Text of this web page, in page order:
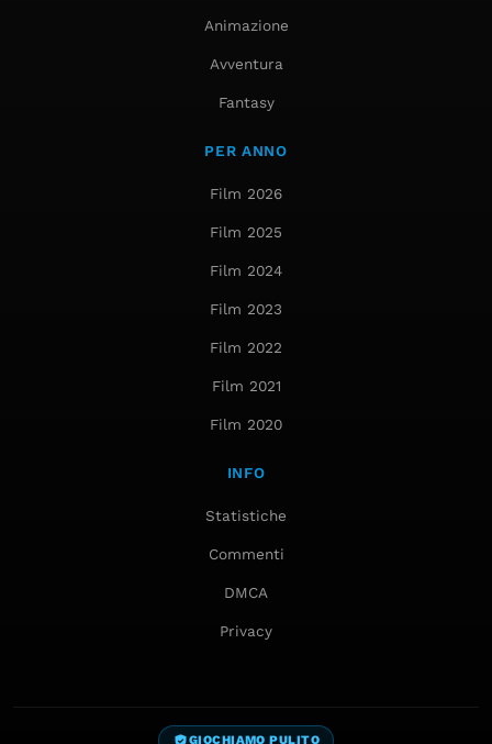
Animazione
Avventura
Fantasy
PER ANNO
Film 2026
Film 2025
Film 2024
Film 2023
Film 2022
Film 2021
Film 2020
INFO
Statistiche
Commenti
DMCA
Privacy
GIOCHIAMO PULITO